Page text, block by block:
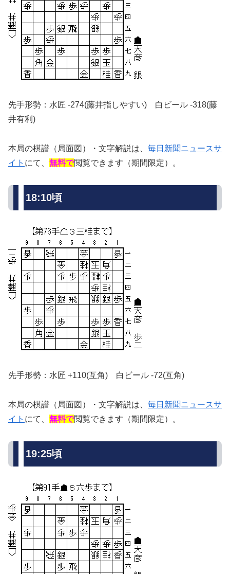
先手形勢：水匠 -274(藤井指しやすい) 白ビール -318(藤
井有利)
本局の棋譜（局面図）・文字解説は、 毎日新聞ニュースサ
イト にて、 無料で閲覧できます（期間限定）。
18:10頃
先手形勢：水匠 +110(互角) 白ビール -72(互角)
本局の棋譜（局面図）・文字解説は、 毎日新聞ニュースサ
イト にて、 無料で閲覧できます（期間限定）。
19:25頃